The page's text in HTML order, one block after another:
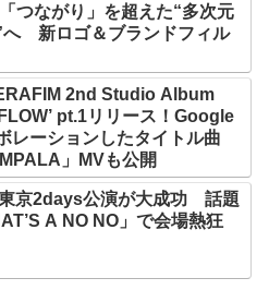
つながり」を超えた“多次元
へ 新ロゴ＆ブランドフィル
2nd Studio Album
pt.1リリース！Google
レーションしたタイトル曲
」MVも公開
京2days公演が大成功 話題
A NO NO」で会場熱狂